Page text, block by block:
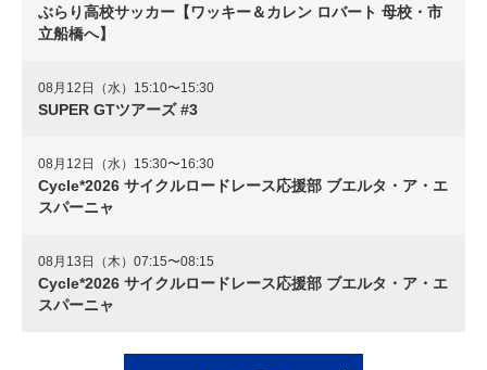
ぶらり高校サッカー【ワッキー＆カレン ロバート 母校・市
立船橋へ】
08月12日（水）15:10〜15:30
SUPER GTツアーズ #3
08月12日（水）15:30〜16:30
Cycle*2026 サイクルロードレース応援部 ブエルタ・ア・エ
スパーニャ
08月13日（木）07:15〜08:15
Cycle*2026 サイクルロードレース応援部 ブエルタ・ア・エ
スパーニャ